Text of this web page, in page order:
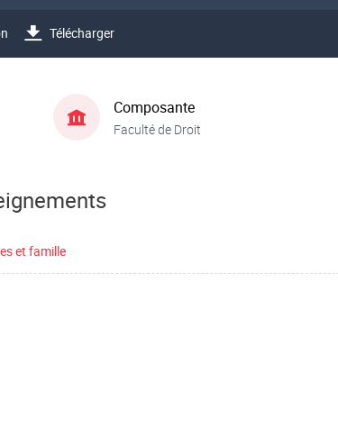
Télécharger
Composante
Faculté de Droit
et famille